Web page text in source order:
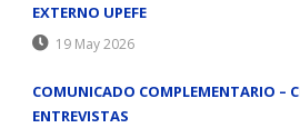
EXTERNO UPEFE
19 May 2026
COMUNICADO COMPLEMENTARIO –
ENTREVISTAS